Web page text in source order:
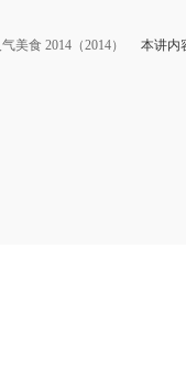
气美食 2014（2014） 本讲内